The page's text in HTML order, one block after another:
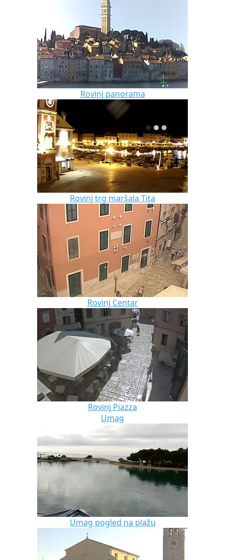
Rovinj panorama
Rovinj trg maršala Tita
Rovinj Centar
Rovinj Piazza
Umag
Umag pogled na plažu